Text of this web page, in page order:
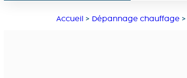
Accueil > Dépannage chauffage >